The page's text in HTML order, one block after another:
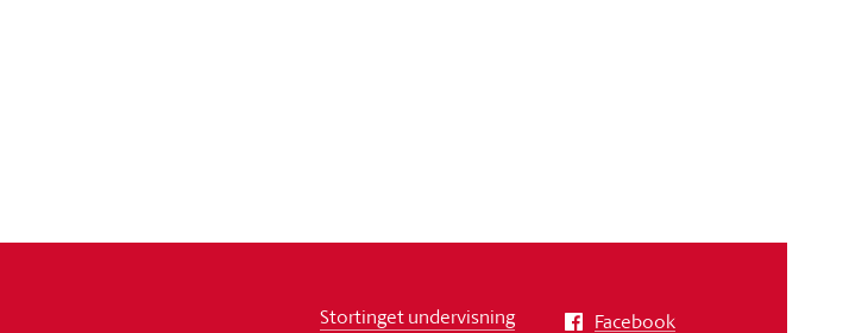
Stortinget undervisning
Facebook